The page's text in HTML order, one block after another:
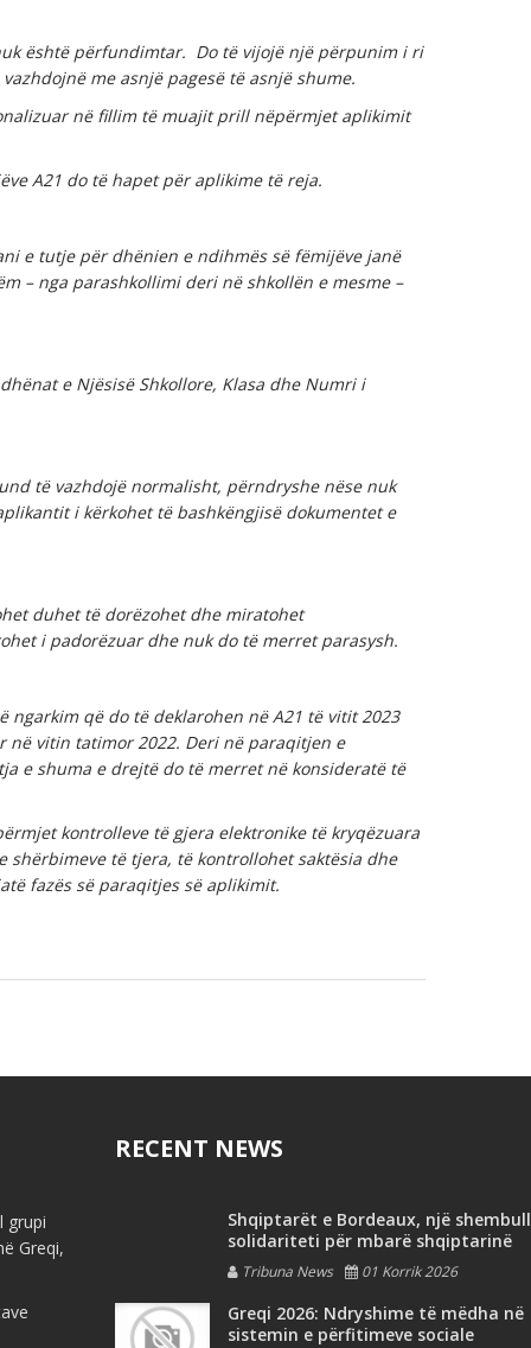
është përfundimtar. Do të vijojë një përpunim i ri
me asnjë pagesë të asnjë shume.
në fillim të muajit prill nëpërmjet aplikimit
A21 do të hapet për aplikime të reja.
e tutje për dhënien e ndihmës së fëmijëve janë
– nga parashkollimi deri në shkollën e mesme –
e Njësisë Shkollore, Klasa dhe Numri i
të vazhdojë normalisht, përndryshe nëse nuk
i kërkohet të bashkëngjisë dokumentet e
duhet të dorëzohet dhe miratohet
i padorëzuar dhe nuk do të merret parasysh.
që do të deklarohen në A21 të vitit 2023
vitin tatimor 2022. Deri në paraqitjen e
e shuma e drejtë do të merret në konsideratë të
kontrolleve të gjera elektronike të kryqëzuara
shërbimeve të tjera, të kontrollohet saktësia dhe
fazës së paraqitjes së aplikimit.
grupi
Greqi,
RECENT NEWS
Shqiptarët e Bordeaux, një shembull
solidariteti për mbarë shqiptarinë
Tribuna News 01 Korrik 2026
Greqi 2026: Ndryshime të mëdha në
sistemin e përfitimeve sociale